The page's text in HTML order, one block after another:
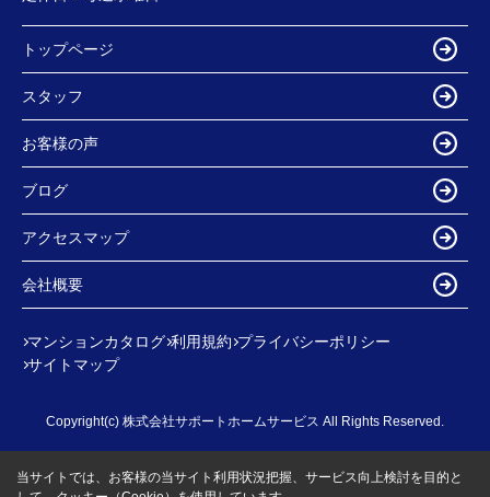
トップページ
スタッフ
お客様の声
ブログ
アクセスマップ
会社概要
マンションカタログ 利用規約 プライバシーポリシー
サイトマップ
Copyright(c) 株式会社サポートホームサービス All Rights Reserved.
当サイトでは、お客様の当サイト利用状況把握、サービス向上検討を目的と